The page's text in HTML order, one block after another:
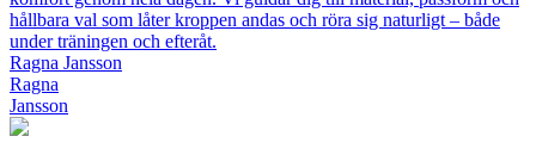
hållbara val som låter kroppen andas och röra sig naturligt – både
under träningen och efteråt.
Ragna Jansson
Ragna
Jansson